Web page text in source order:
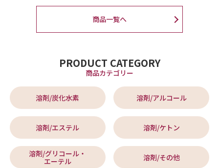
商品一覧へ
PRODUCT CATEGORY
商品カテゴリー
溶剤/炭化水素 溶剤/アルコール
溶剤/エステル 溶剤/ケトン
溶剤/グリコール・
エーテル
溶剤/その他